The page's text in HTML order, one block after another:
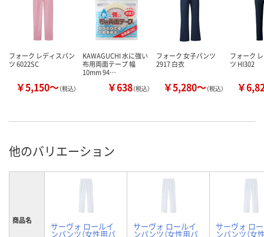
フォーク レディスパン
ツ 6022SC
￥5,150～（税込）
KAWAGUCHI 水に強い
布用両面テープ 幅
10mm 94…
￥638（税込）
フォーク 女子パンツ
2917 白衣
￥5,280～（税込）
フォーク
ツ HI302
￥
他のバリエーション
商品名
サーヴォ ロールイ
ンパンツ（女性用パ
サーヴォ ロールイ
ンパンツ（女性用パ
サーヴォ ロ
ンパンツ（女